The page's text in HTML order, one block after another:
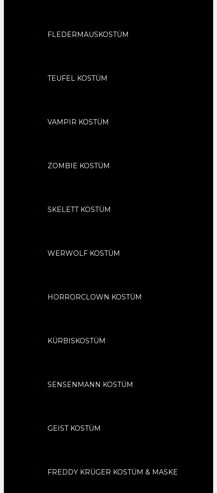
FLEDERMAUSKOSTÜM
TEUFEL KOSTÜM
VAMPIR KOSTÜM
ZOMBIE KOSTÜM
SKELETT KOSTÜM
WERWOLF KOSTÜM
HORRORCLOWN KOSTÜM
KÜRBISKOSTÜM
SENSENMANN KOSTÜM
GEIST KOSTÜM
FREDDY KRÜGER KOSTÜM & MASKE